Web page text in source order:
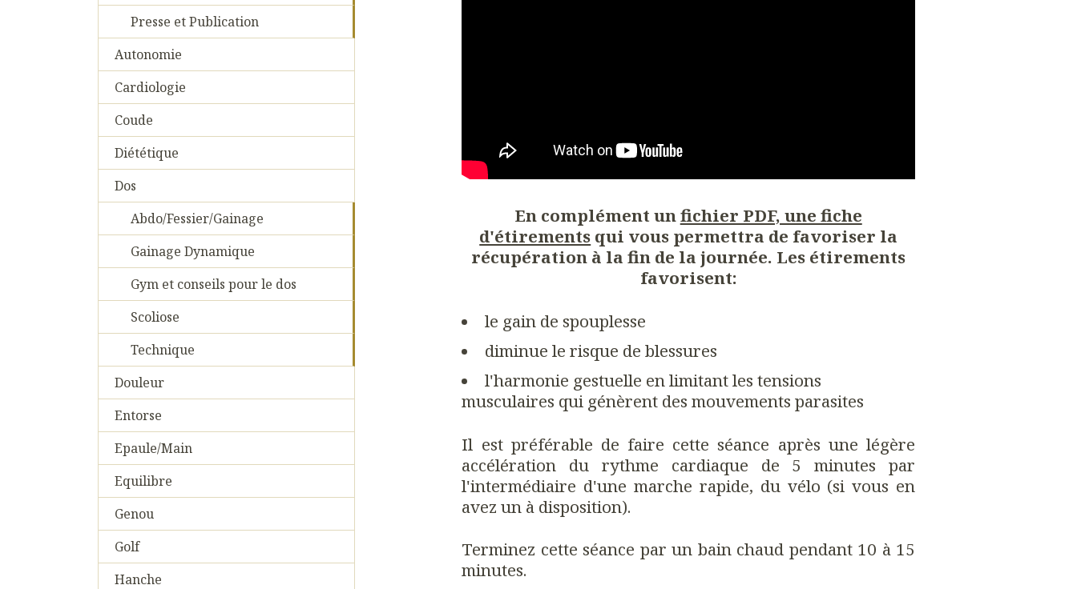
Presse et Publication
Autonomie
Cardiologie
Coude
Diététique
Dos
Abdo/Fessier/Gainage
Gainage Dynamique
Gym et conseils pour le dos
Scoliose
Technique
Douleur
Entorse
Epaule/Main
Equilibre
Genou
Golf
Hanche
En complément unfichier PDF, une fiche
d'étirements qui vous permettra de favoriser la
récupération à la fin de la journée. Les étirements
favorisent:
le gain de spouplesse
diminue le risque de blessures
l'harmonie gestuelle en limitant les tensions
musculaires qui génèrent des mouvements parasites
Il est préférable de faire cette séance après une légère
accélération du rythme cardiaque de 5 minutes par
l'intermédiaire d'une marche rapide, du vélo (si vous en
avez un à disposition).
Terminez cette séance par un bain chaud pendant 10 à 15
minutes.